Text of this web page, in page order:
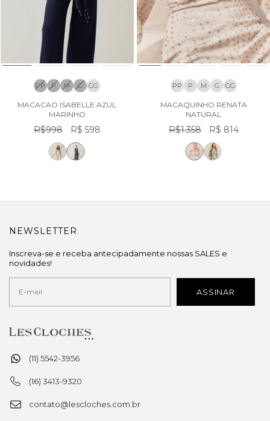
PP P M G GG
MACACAO ISABELLE AZUL
MARINHO
R$998 R$ 598
PP P M G GG
MACAQUINHO RENATA
NATURAL
R$1.358 R$ 814
(11) 5542-3956
(16) 3413-9320
contato@lescloches.com.br
NEWSLETTER
Inscreva-se e receba antecipadamente nossas SALES e
novidades!